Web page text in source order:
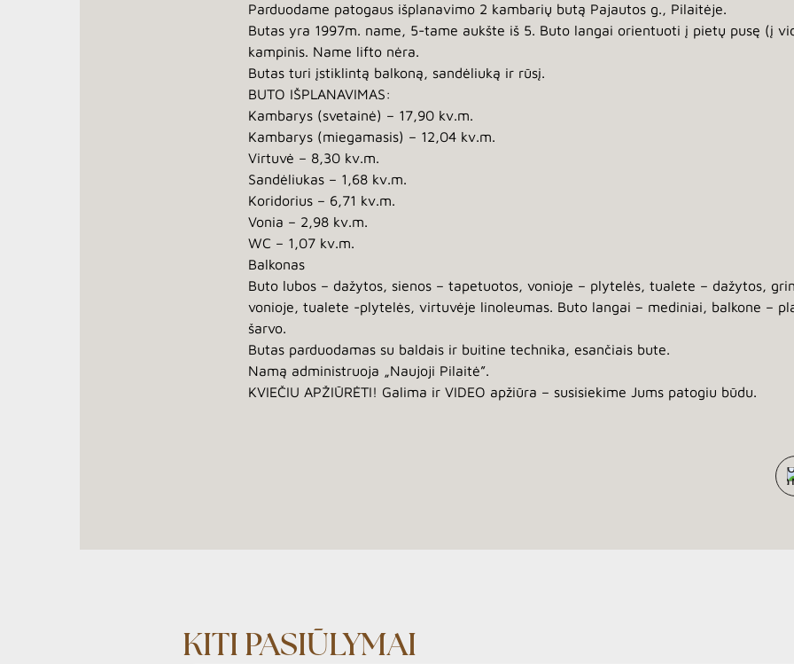
Parduodame patogaus išplanavimo 2 kambarių butą Pajautos g., Pilaitėje.
Butas yra 1997m. name, 5-tame aukšte iš 5. Buto langai orientuoti į pietų pusę (į
kampinis. Name lifto nėra.
Butas turi įstiklintą balkoną, sandėliuką ir rūsį.
BUTO IŠPLANAVIMAS:
Kambarys (svetainė) – 17,90 kv.m.
Kambarys (miegamasis) – 12,04 kv.m.
Virtuvė – 8,30 kv.m.
Sandėliukas – 1,68 kv.m.
Koridorius – 6,71 kv.m.
Vonia – 2,98 kv.m.
WC – 1,07 kv.m.
Balkonas
Buto lubos – dažytos, sienos – tapetuotos, vonioje – plytelės, tualete – dažytos,
vonioje, tualete -plytelės, virtuvėje linoleumas. Buto langai – mediniai, balkone –
šarvo.
Butas parduodamas su baldais ir buitine technika, esančiais bute.
Namą administruoja „Naujoji Pilaitė”.
KVIEČIU APŽIŪRĖTI! Galima ir VIDEO apžiūra – susisiekime Jums patogiu būdu.
KITI PASIŪLYMAI